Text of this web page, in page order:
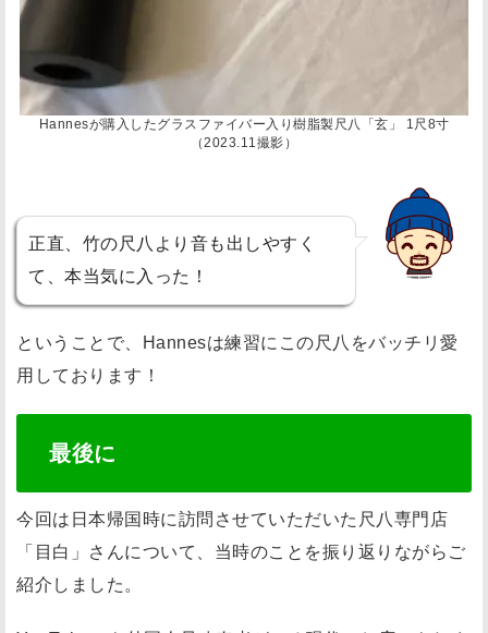
Hannesが購入したグラスファイバー入り樹脂製尺八「玄」 1尺8寸
（2023.11撮影）
正直、竹の尺八より音も出しやすく
て、本当気に入った！
ということで、Hannesは練習にこの尺八をバッチリ愛
用しております！
最後に
今回は日本帰国時に訪問させていただいた尺八専門店
「目白」さんについて、当時のことを振り返りながらご
紹介しました。